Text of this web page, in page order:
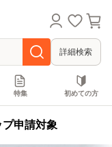
詳細検索
特集 初めての方
申請対象